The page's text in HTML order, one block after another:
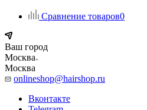
Сравнение товаров0
Ваш город
Москва
Москва
onlineshop@hairshop.ru
Вконтакте